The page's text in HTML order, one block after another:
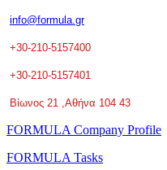
info@formula.gr
+30-210-5157400
+30-210-5157401
Βίωνος 21 ,Αθήνα 104 43
FORMULA Company Profile
FORMULA Tasks